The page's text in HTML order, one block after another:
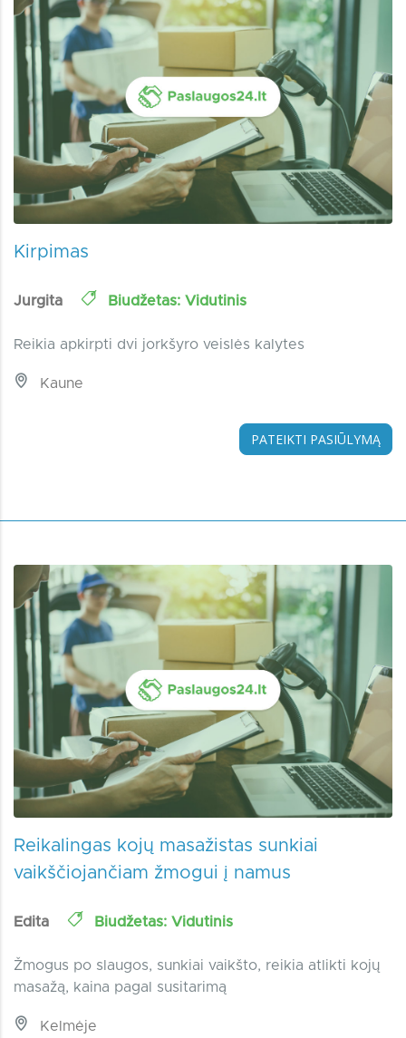
Kirpimas
Jurgita Biudžetas: Vidutinis
Reikia apkirpti dvi jorkšyro veislės kalytes
Kaune
PATEIKTI PASIŪLYMĄ
Reikalingas kojų masažistas sunkiai
vaikščiojančiam žmogui į namus
Edita Biudžetas: Vidutinis
Žmogus po slaugos, sunkiai vaikšto, reikia atlikti kojų
masažą, kaina pagal susitarimą
Kelmėje